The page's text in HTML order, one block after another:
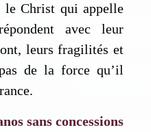
le Christ qui appelle
avec leur
leurs fragilités et
de la force qu’il
sans concessions